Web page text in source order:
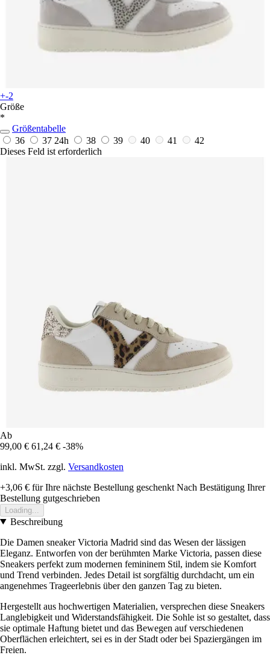
+-2
Größe
*
Größentabelle
36
37 24h 38 39 40 41
42
Dieses Feld ist erforderlich
Ab
99,00 € 61,24 € -38%
inkl. MwSt. zzgl. Versandkosten
+3,06 € für Ihre nächste Bestellung geschenkt Nach Bestätigung Ihrer
Bestellung gutgeschrieben
Loading...
Beschreibung
Die Damen sneaker Victoria Madrid sind das Wesen der lässigen
Eleganz. Entworfen von der berühmten Marke Victoria, passen diese
Sneakers perfekt zum modernen femininem Stil, indem sie Komfort
und Trend verbinden. Jedes Detail ist sorgfältig durchdacht, um ein
angenehmes Trageerlebnis über den ganzen Tag zu bieten.
Hergestellt aus hochwertigen Materialien, versprechen diese Sneakers
Langlebigkeit und Widerstandsfähigkeit. Die Sohle ist so gestaltet, dass
sie optimale Haftung bietet und das Bewegen auf verschiedenen
Oberflächen erleichtert, sei es in der Stadt oder bei Spaziergängen im
Freien.